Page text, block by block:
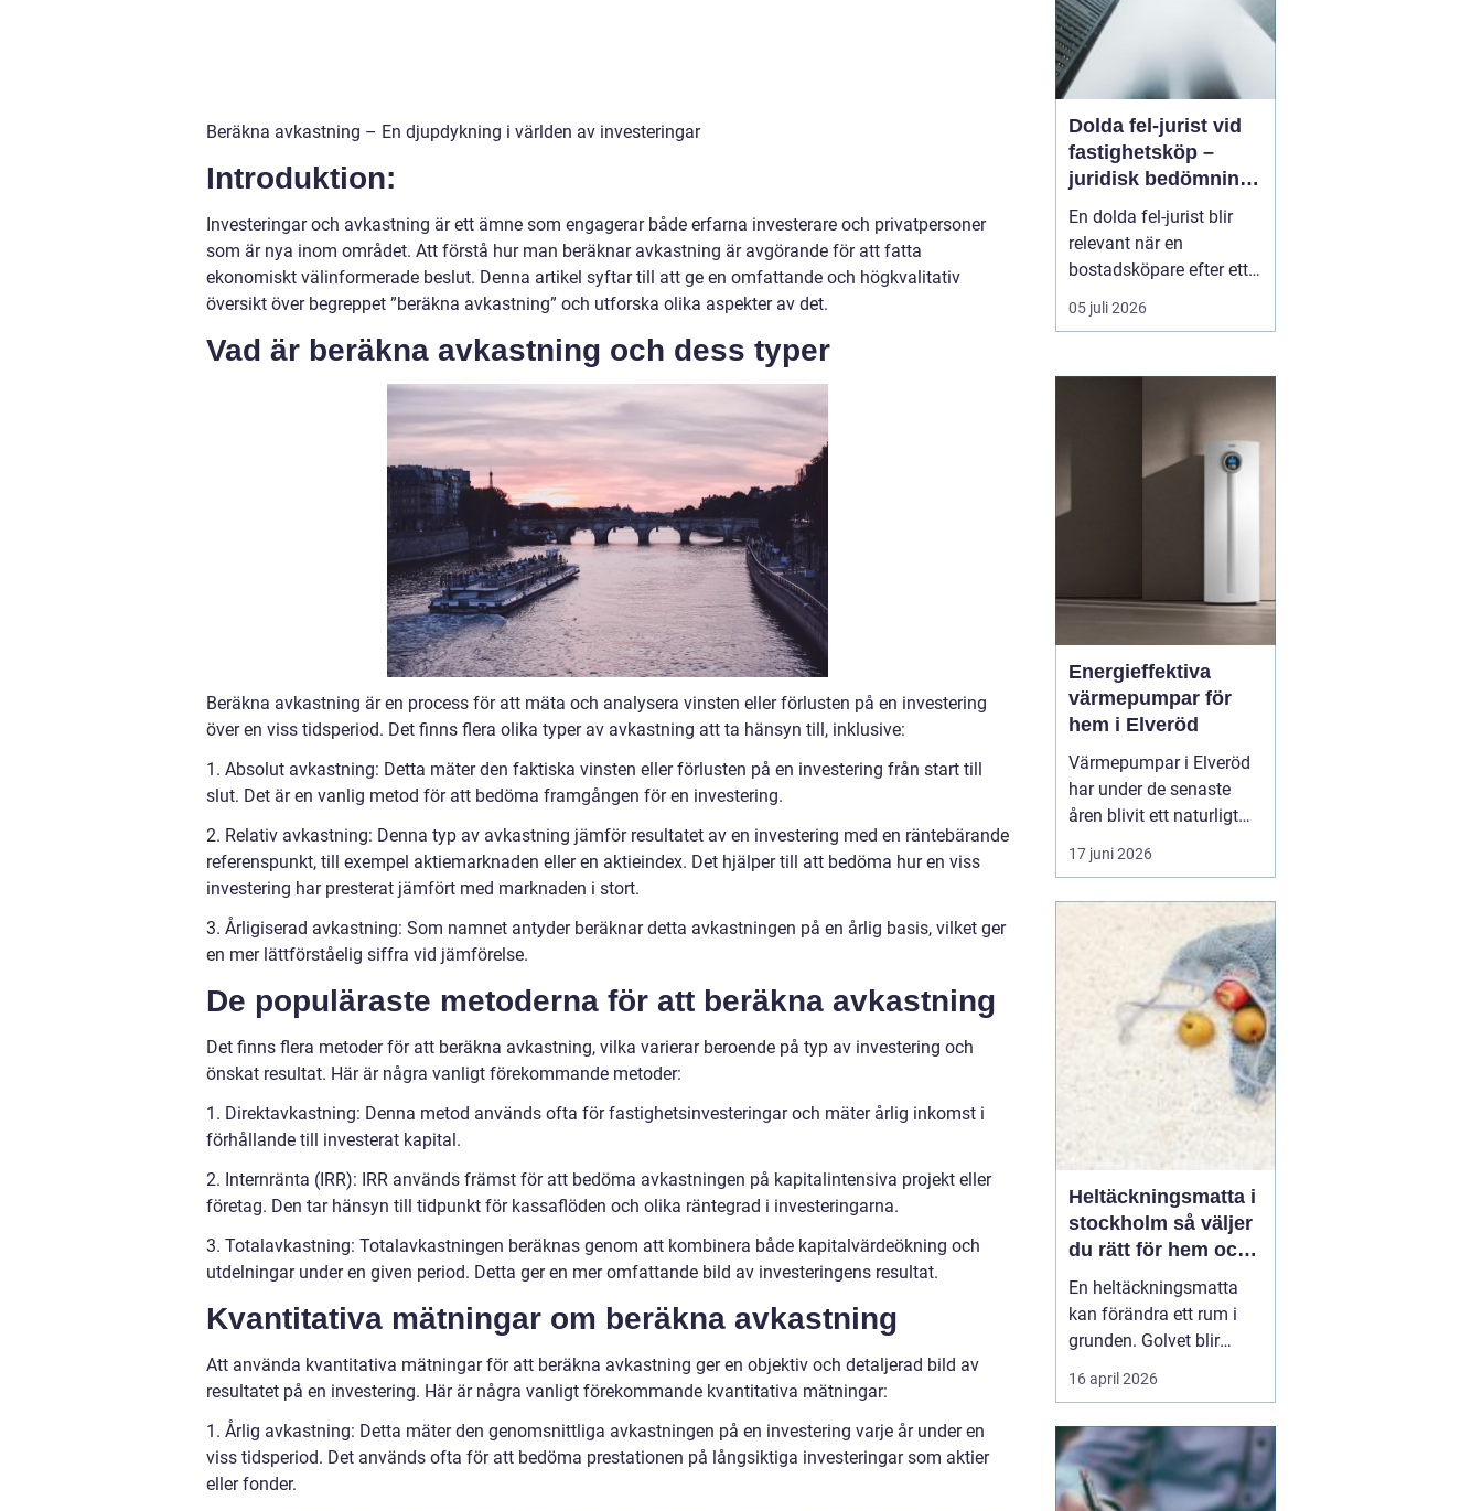
Beräkna avkastning – En djupdykning i världen av investeringar
Introduktion:
Investeringar och avkastning är ett ämne som engagerar både erfarna investerare och privatpersoner
som är nya inom området. Att förstå hur man beräknar avkastning är avgörande för att fatta
ekonomiskt välinformerade beslut. Denna artikel syftar till att ge en omfattande och högkvalitativ
översikt över begreppet ”beräkna avkastning” och utforska olika aspekter av det.
Vad är beräkna avkastning och dess typer
Beräkna avkastning är en process för att mäta och analysera vinsten eller förlusten på en investering
över en viss tidsperiod. Det finns flera olika typer av avkastning att ta hänsyn till, inklusive:
1. Absolut avkastning: Detta mäter den faktiska vinsten eller förlusten på en investering från start till
slut. Det är en vanlig metod för att bedöma framgången för en investering.
2. Relativ avkastning: Denna typ av avkastning jämför resultatet av en investering med en räntebärande
referenspunkt, till exempel aktiemarknaden eller en aktieindex. Det hjälper till att bedöma hur en viss
investering har presterat jämfört med marknaden i stort.
3. Årligiserad avkastning: Som namnet antyder beräknar detta avkastningen på en årlig basis, vilket ger
en mer lättförståelig siffra vid jämförelse.
De populäraste metoderna för att beräkna avkastning
Det finns flera metoder för att beräkna avkastning, vilka varierar beroende på typ av investering och
önskat resultat. Här är några vanligt förekommande metoder:
1. Direktavkastning: Denna metod används ofta för fastighetsinvesteringar och mäter årlig inkomst i
förhållande till investerat kapital.
2. Internränta (IRR): IRR används främst för att bedöma avkastningen på kapitalintensiva projekt eller
företag. Den tar hänsyn till tidpunkt för kassaflöden och olika räntegrad i investeringarna.
3. Totalavkastning: Totalavkastningen beräknas genom att kombinera både kapitalvärdeökning och
utdelningar under en given period. Detta ger en mer omfattande bild av investeringens resultat.
Kvantitativa mätningar om beräkna avkastning
Att använda kvantitativa mätningar för att beräkna avkastning ger en objektiv och detaljerad bild av
resultatet på en investering. Här är några vanligt förekommande kvantitativa mätningar:
1. Årlig avkastning: Detta mäter den genomsnittliga avkastningen på en investering varje år under en
viss tidsperiod. Det används ofta för att bedöma prestationen på långsiktiga investeringar som aktier
eller fonder.
Dolda fel-jurist vid
fastighetsköp –
juridisk bedömning
av ansvar, bevisning
och tvistlösning
En dolda fel-jurist blir
relevant när en
bostadsköpare efter ett
fastighetsköp upptäcker
brister som inte varit
upptäcka vid
köpetillfället. Det kan
röra sig om fuktskador,
05 juli 2026
Energieffektiva
värmepumpar för
hem i Elveröd
Värmepumpar i Elveröd
har under de senaste
åren blivit ett naturligt
samtalsämne för
villaägare som vill
uppvärmningskostnader
med ett mer hållbart
energival. Många hus i
områ...
17 juni 2026
Heltäckningsmatta i
stockholm så väljer
du rätt för hem och
kontor
En heltäckningsmatta
kan förändra ett rum i
grunden. Golvet blir
mjukare, ljudnivån
sjunker och hela miljön
ombonad. I en storstad
som Stockholm, där
många bor trångt och
16 april 2026